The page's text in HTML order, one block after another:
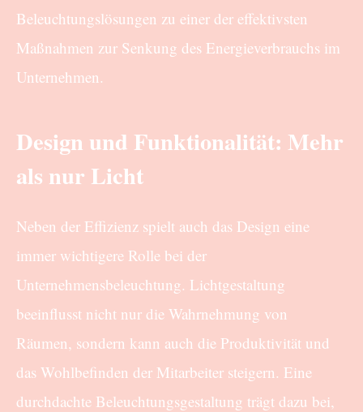
Beleuchtungslösungen zu einer der effektivsten
Maßnahmen zur Senkung des Energieverbrauchs im
Unternehmen.
Design und Funktionalität: Mehr
als nur Licht
Neben der Effizienz spielt auch das Design eine
immer wichtigere Rolle bei der
Unternehmensbeleuchtung. Lichtgestaltung
beeinflusst nicht nur die Wahrnehmung von
Räumen, sondern kann auch die Produktivität und
das Wohlbefinden der Mitarbeiter steigern. Eine
durchdachte Beleuchtungsgestaltung trägt dazu bei,